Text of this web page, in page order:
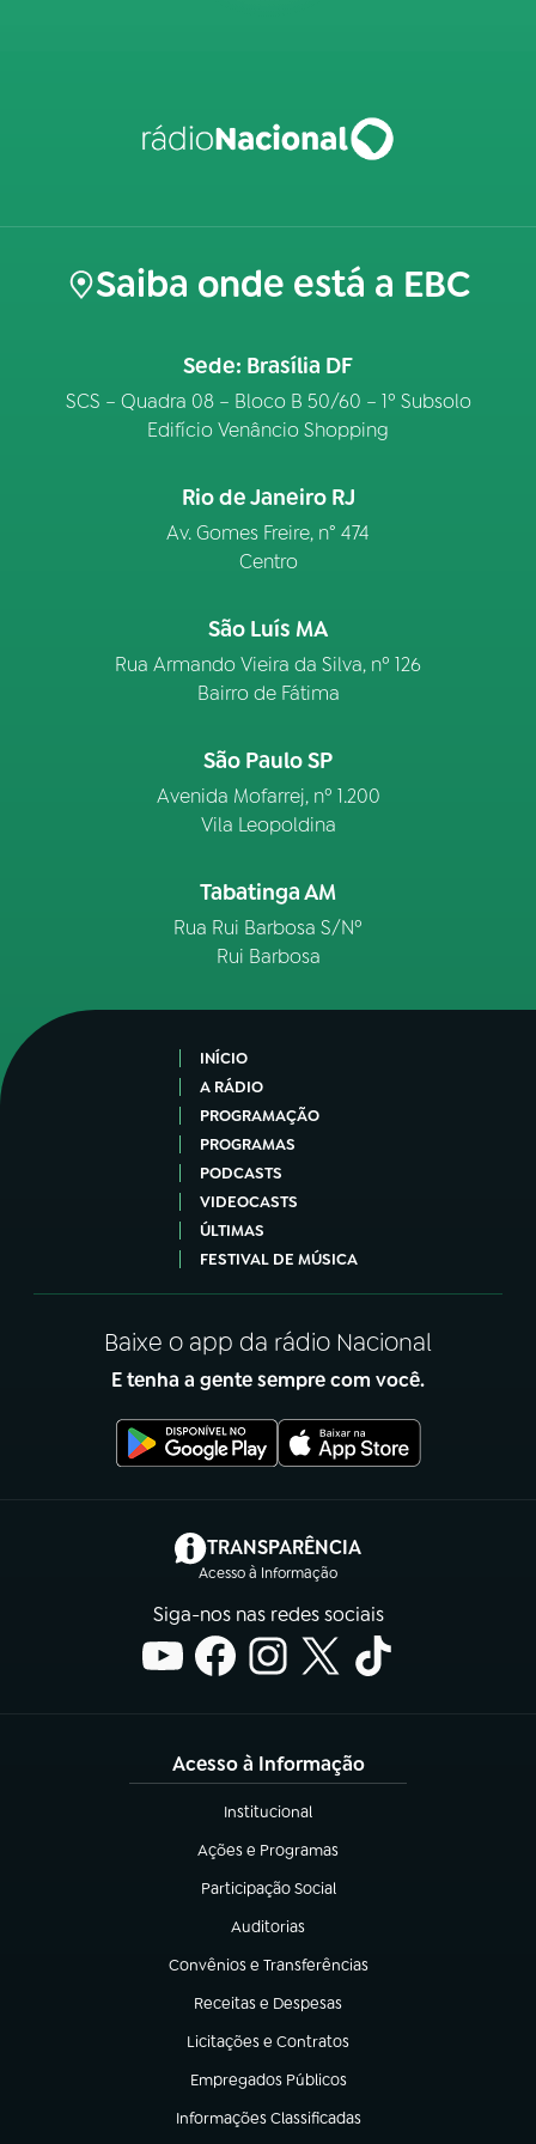
Saiba onde está a EBC
Sede: Brasília DF
SCS – Quadra 08 – Bloco B 50/60 – 1º Subsolo
Edifício Venâncio Shopping
Rio de Janeiro RJ
Av. Gomes Freire, n° 474
Centro
São Luís MA
Rua Armando Vieira da Silva, nº 126
Bairro de Fátima
São Paulo SP
Avenida Mofarrej, nº 1.200
Vila Leopoldina
Tabatinga AM
Rua Rui Barbosa S/Nº
Rui Barbosa
INÍCIO
A RÁDIO
PROGRAMAÇÃO
PROGRAMAS
PODCASTS
VIDEOCASTS
ÚLTIMAS
FESTIVAL DE MÚSICA
Baixe o app da rádio Nacional
E tenha a gente sempre com você.
TRANSPARÊNCIA
Acesso à Informação
(abre em nova aba)
Siga-nos nas redes sociais
Acesso à Informação
Institucional
(abre em nova aba)
Ações e Programas
(abre em nova aba)
Participação Social
(abre em nova aba)
Auditorias
(abre em nova aba)
Convênios e Transferências
(abre em nova aba)
Receitas e Despesas
(abre em nova aba)
Licitações e Contratos
(abre em nova aba)
Empregados Públicos
(abre em nova aba)
Informações Classificadas
(abre em nova aba)